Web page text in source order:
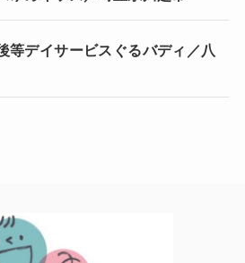
等デイサービスぐるバディ／八